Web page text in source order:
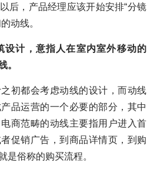
后，产品经理应该开始安排“分镜
动线。
设计，意指人在室内室外移动的
。
初都会考虑动线的设计，而动线
品运营的一个必要的部分，其中
商范畴的动线主要指用户进入首
促销广告，到商品详情页，到购
是俗称的购买流程。